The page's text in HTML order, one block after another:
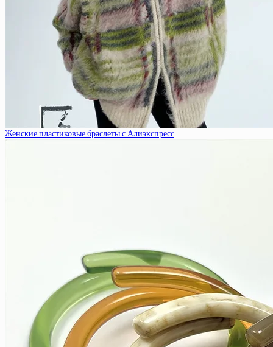
Женские пластиковые браслеты с Алиэкспресс